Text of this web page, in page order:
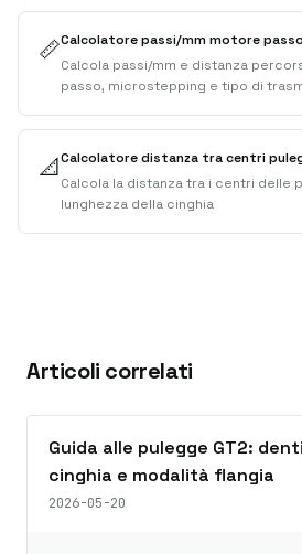
📏Calcolatore passi/mm motore
Calcola passi/mm e distanza
passo, microstepping e tipo di
📐Calcolatore distanza tra centri
Calcola la distanza tra i centri delle
lunghezza della cinghia
Articoli correlati
Guida alle pulegge GT2:
cinghia e modalità flangia
2026-05-20